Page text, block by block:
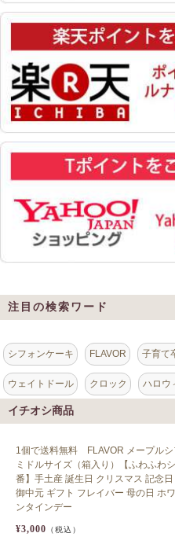
注目の検索ワード
シフォンケーキ FLAVOR 子育て
ウェイトドール クロック ハロウ
イチオシ商品
1個で送料無料 FLAVOR メープルシ
ミドルサイズ（箱入り）【ふわふわ
番】手土産 誕生日 クリスマス 記念
御中元 ギフト フレイバー 母の日 ホ
ンタインデー
¥3,000 （税込）